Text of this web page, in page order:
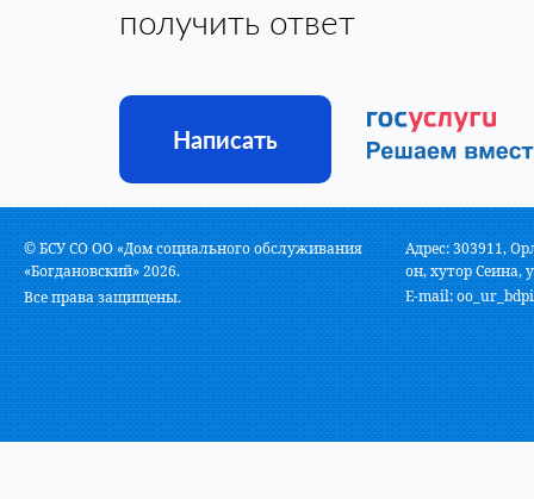
получить ответ
Написать
© БСУ СО ОО «Дом социального обслуживания
«Богдановский» 2026.
Все права защищены.
Адрес: 303911,
он, хутор Сеина,
E-mail: